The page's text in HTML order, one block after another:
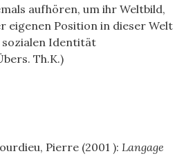
aufhören, um ihr Weltbild,
eigenen Position in dieser Welt
Identität
Th.K.)
Pierre (2001 ): Langage